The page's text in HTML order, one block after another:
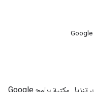
، يمكنك تنزيل مكتبة برامج Google